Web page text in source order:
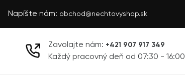
Napíšte nám: obchod@nechtovyshop.sk
Zavolajte nám: +421 907 917 349
Každý pracovný deň od 07:30 - 16:00